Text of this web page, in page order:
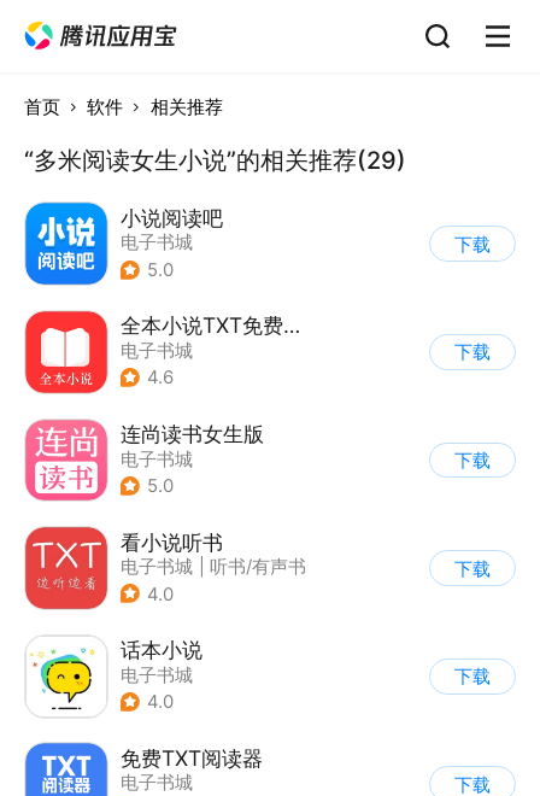
首页 软件 相关推荐
“多米阅读女生小说”的相关推荐(29)
小说阅读吧
电子书城
5.0
下载
全本小说TXT免费阅读器
电子书城
4.6
下载
连尚读书女生版
电子书城
5.0
下载
看小说听书
电子书城
听书/有声书
4.0
下载
话本小说
电子书城
4.0
下载
免费TXT阅读器
电子书城
下载